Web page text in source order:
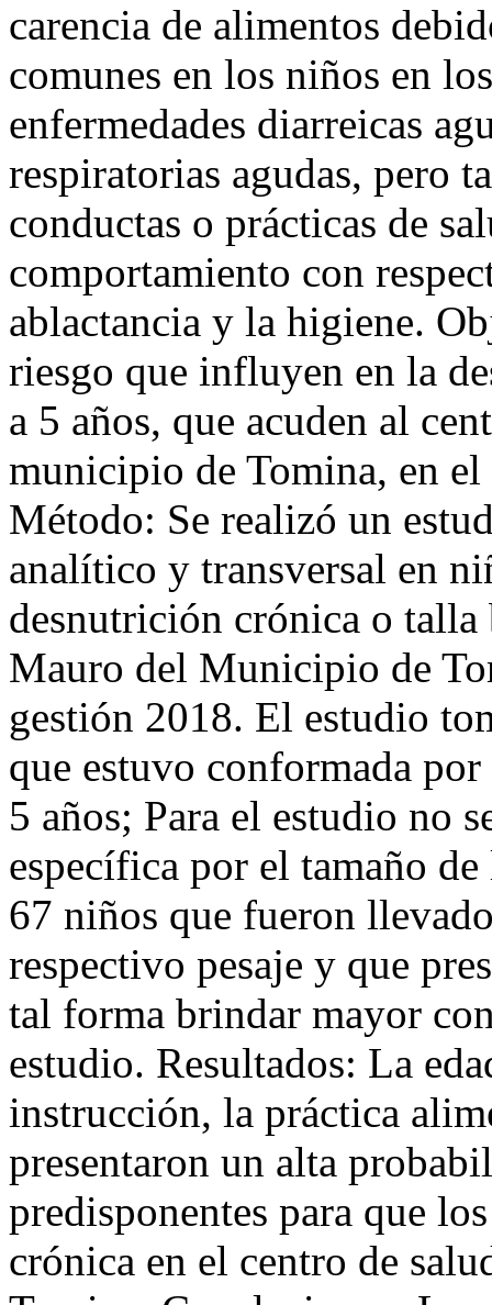
carencia de alimentos
comunes en los niños en
enfermedades diarreicas
respiratorias agudas, pero
conductas o prácticas de
comportamiento con
ablactancia y la higiene.
riesgo que influyen en la
a 5 años, que acuden al
municipio de Tomina, en
Método: Se realizó un
analítico y transversal en
desnutrición crónica o talla
Mauro del Municipio de
gestión 2018. El estudio
que estuvo conformada
5 años; Para el estudio no
específica por el tamaño
67 niños que fueron
respectivo pesaje y que
tal forma brindar mayor
estudio. Resultados: La
instrucción, la práctica
presentaron un alta
predisponentes para que
crónica en el centro de